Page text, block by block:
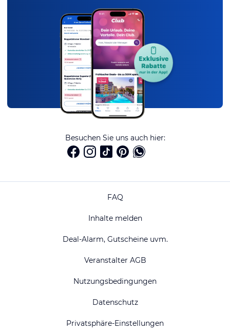
Besuchen Sie uns auch hier:
FAQ
Inhalte melden
Deal-Alarm, Gutscheine uvm.
Veranstalter AGB
Nutzungsbedingungen
Datenschutz
Privatsphäre-Einstellungen